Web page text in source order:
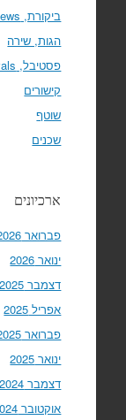
ביקורת, reviews
הגות, שירה
פסטיבל, festivals
קישורים
שוטף
שכנים
ארכיונים
פברואר 2026
ינואר 2026
דצמבר 2025
אפריל 2025
פברואר 2025
ינואר 2025
דצמבר 2024
אוקטובר 2024